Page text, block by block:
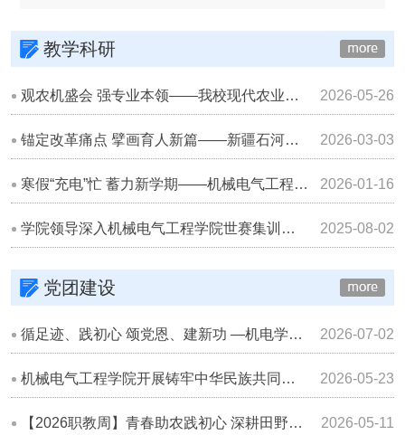
教学科研
观农机盛会 强专业本领——我校现代农业装备应用技术专业师生前往2026新疆国际农机博览会开展专业实践活动 2026-05-26
锚定改革痛点 擘画育人新篇——新疆石河子职业技术学院机械电气工程学院召开教学改革专题研讨会 2026-03-03
寒假“充电”忙 蓄力新学期——机械电气工程学院开展实训教学能力提升系列培训 2026-01-16
学院领导深入机械电气工程学院世赛集训基地检查指导备赛工作 2025-08-02
党团建设
循足迹、践初心 颂党恩、建新功 —机电学院开展庆建党 105 周年迎 “七一” 主题党日活动 2026-07-02
机械电气工程学院开展铸牢中华民族共同体意识主题宣讲暨行走的思政课展示活动 2026-05-23
【2026职教周】青春助农践初心 深耕田野促振兴——新疆石河子职业技术学院机械电气工程学院圆满完成春播助农实训 2026-05-11